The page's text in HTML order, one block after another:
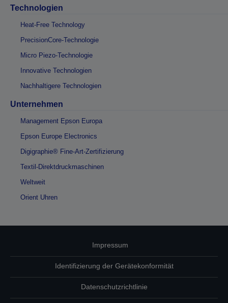
Technologien
Heat-Free Technology
PrecisionCore-Technologie
Micro Piezo-Technologie
Innovative Technologien
Nachhaltigere Technologien
Unternehmen
Management Epson Europa
Epson Europe Electronics
Digigraphie® Fine-Art-Zertifizierung
Textil-Direktdruckmaschinen
Weltweit
Orient Uhren
Impressum
Identifizierung der Gerätekonformität
Datenschutzrichtlinie